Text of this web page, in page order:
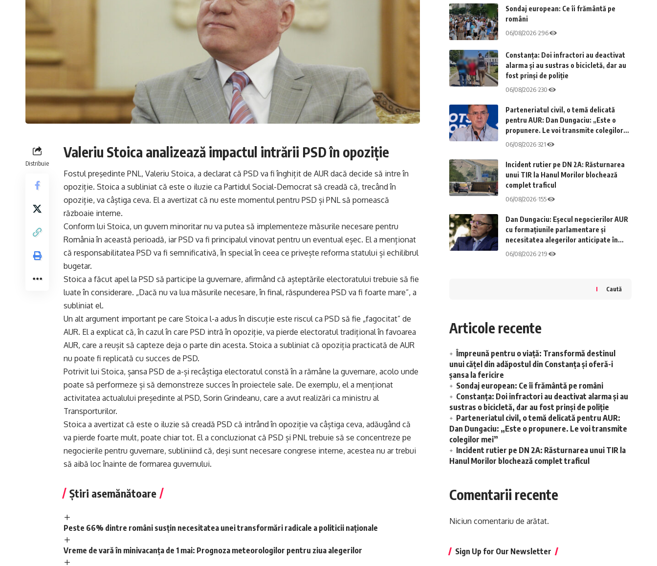
Distribuie
Valeriu Stoica analizează impactul intrării PSD în opoziție
Fostul preşedinte PNL, Valeriu Stoica, a declarat că PSD va fi înghițit de AUR dacă decide să intre în
opoziție. Stoica a subliniat că este o iluzie ca Partidul Social-Democrat să creadă că, trecând în
opoziție, va câștiga ceva. El a avertizat că nu este momentul pentru PSD și PNL să pornească
războaie interne.
Conform lui Stoica, un guvern minoritar nu va putea să implementeze măsurile necesare pentru
România în această perioadă, iar PSD va fi principalul vinovat pentru un eventual eșec. El a menționat
că responsabilitatea PSD va fi semnificativă, în special în ceea ce privește reforma statului și echilibrul
bugetar.
Stoica a făcut apel la PSD să participe la guvernare, afirmând că așteptările electoratului trebuie să fie
luate în considerare. „Dacă nu va lua măsurile necesare, în final, răspunderea PSD va fi foarte mare”, a
subliniat el.
Un alt argument important pe care Stoica l-a adus în discuție este riscul ca PSD să fie „fagocitat” de
AUR. El a explicat că, în cazul în care PSD intră în opoziție, va pierde electoratul tradițional în favoarea
AUR, care a reușit să capteze deja o parte din acesta. Stoica a subliniat că opoziția practicată de AUR
nu poate fi replicată cu succes de PSD.
Potrivit lui Stoica, șansa PSD de a-și recâștiga electoratul constă în a rămâne la guvernare, acolo unde
poate să performeze și să demonstreze succes în proiectele sale. De exemplu, el a menționat
activitatea actualului președinte al PSD, Sorin Grindeanu, care a avut realizări ca ministru al
Transporturilor.
Stoica a avertizat că este o iluzie să creadă PSD că intrând în opoziție va câștiga ceva, adăugând că
va pierde foarte mult, poate chiar tot. El a concluzionat că PSD și PNL trebuie să se concentreze pe
negocierile pentru guvernare, subliniind că, deși sunt necesare congrese interne, acestea nu ar trebui
să aibă loc înainte de formarea guvernului.
Știri asemănătoare
Peste 66% dintre români susțin necesitatea unei transformări radicale a politicii naționale
Vreme de vară în minivacanța de 1 mai: Prognoza meteorologilor pentru ziua alegerilor
Sondaj european: Ce îi frământă pe
români
06/08/2026 296
Constanța: Doi infractori au deactivat
alarma și au sustras o bicicletă, dar au
fost prinși de poliție
06/08/2026 230
Parteneriatul civil, o temă delicată
pentru AUR: Dan Dungaciu: „Este o
propunere. Le voi transmite colegilor
mei”
06/08/2026 321
Incident rutier pe DN 2A: Răsturnarea
unui TIR la Hanul Morilor blochează
complet traficul
06/08/2026 155
Dan Dungaciu: Eșecul negocierilor AUR
cu formațiunile parlamentare și
necesitatea alegerilor anticipate în
România
06/08/2026 219
Caută
Articole recente
Împreună pentru o viață: Transformă destinul
unui cățel din adăpostul din Constanța și oferă-i
șansa la fericire
Sondaj european: Ce îi frământă pe români
Constanța: Doi infractori au deactivat alarma și au
sustras o bicicletă, dar au fost prinși de poliție
Parteneriatul civil, o temă delicată pentru AUR:
Dan Dungaciu: „Este o propunere. Le voi transmite
colegilor mei”
Incident rutier pe DN 2A: Răsturnarea unui TIR la
Hanul Morilor blochează complet traficul
Comentarii recente
Niciun comentariu de arătat.
Sign Up for Our Newsletter